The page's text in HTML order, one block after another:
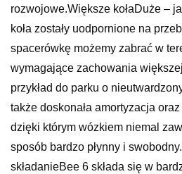
rozwojowe.Większe kołaDuże –
koła zostały uodpornione na
spacerówkę możemy zabrać w
wymagające zachowania
przykład do parku o
także doskonała amortyzacja
dzięki którym wózkiem niemal
sposób bardzo płynny i
składanieBee 6 składa się w